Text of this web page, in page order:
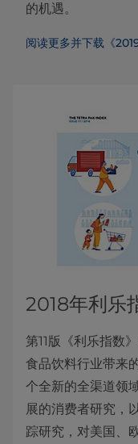
的机遇。
阅读更多并下载《
2018年利乐
第11版《利乐指数
食品饮料行业带来
个全新的全渠道领
展的消费者研究，
踪研究，对美国、